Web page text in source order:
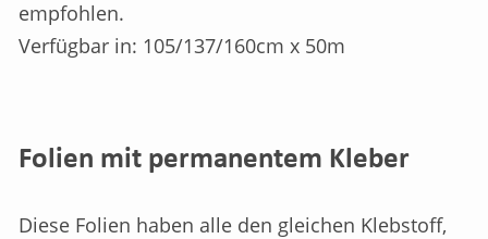
empfohlen.
Verfügbar in: 105/137/160cm x 50m
Folien mit permanentem Kleber
Diese Folien haben alle den gleichen Klebstoff,